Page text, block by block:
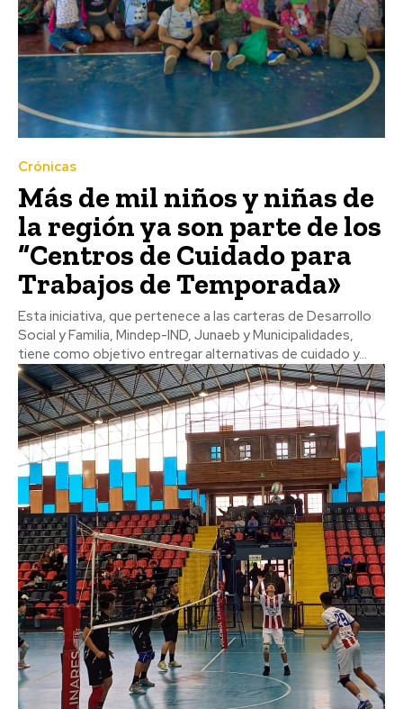
Crónicas
Más de mil niños y niñas de
la región ya son parte de los
“Centros de Cuidado para
Trabajos de Temporada»
Esta iniciativa, que pertenece a las carteras de Desarrollo
Social y Familia, Mindep-IND, Junaeb y Municipalidades,
tiene como objetivo entregar alternativas de cuidado y...